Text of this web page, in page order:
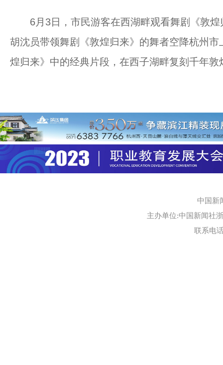
6月3日，市民游客在西湖畔观看舞剧《敦煌
胡沈员带领舞剧《敦煌归来》的舞者空降杭州市
煌归来》中的经典片段，在西子湖畔复刻千年
中国新
主办单位:中国新闻社
联系电